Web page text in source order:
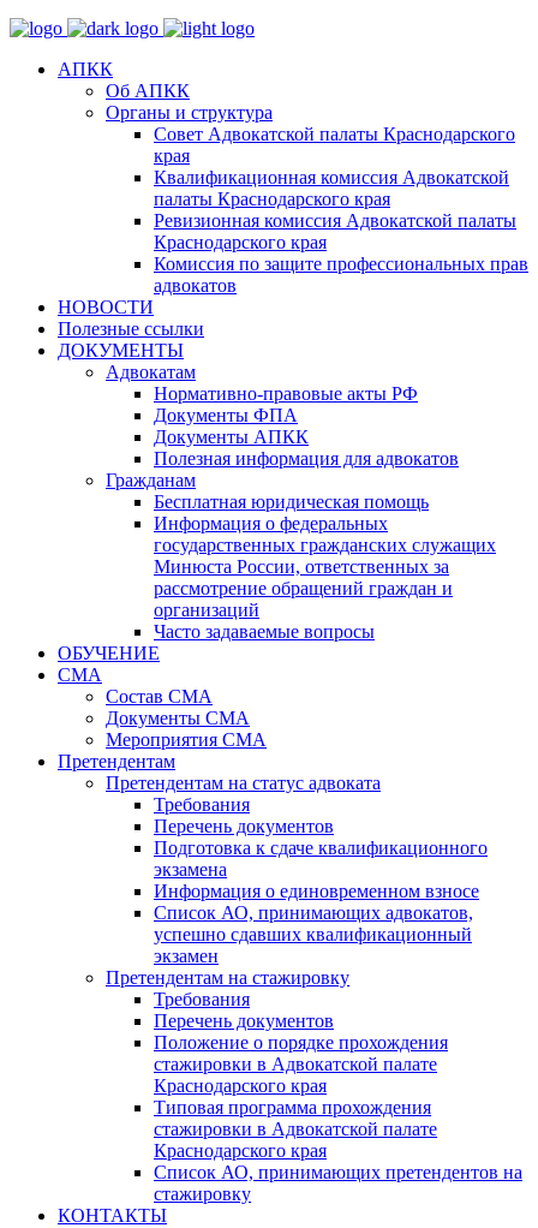
АПКК
Об АПКК
Органы и структура
Совет Адвокатской палаты Краснодарского
края
Квалификационная комиссия Адвокатской
палаты Краснодарского края
Ревизионная комиссия Адвокатской палаты
Краснодарского края
Комиссия по защите профессиональных прав
адвокатов
НОВОСТИ
Полезные ссылки
ДОКУМЕНТЫ
Адвокатам
Нормативно-правовые акты РФ
Документы ФПА
Документы АПКК
Полезная информация для адвокатов
Гражданам
Бесплатная юридическая помощь
Информация о федеральных
государственных гражданских служащих
Минюста России, ответственных за
рассмотрение обращений граждан и
организаций
Часто задаваемые вопросы
ОБУЧЕНИЕ
СМА
Состав СМА
Документы СМА
Мероприятия СМА
Претендентам
Претендентам на статус адвоката
Требования
Перечень документов
Подготовка к сдаче квалификационного
экзамена
Информация о единовременном взносе
Список АО, принимающих адвокатов,
успешно сдавших квалификационный
экзамен
Претендентам на стажировку
Требования
Перечень документов
Положение о порядке прохождения
стажировки в Адвокатской палате
Краснодарского края
Типовая программа прохождения
стажировки в Адвокатской палате
Краснодарского края
Список АО, принимающих претендентов на
стажировку
КОНТАКТЫ